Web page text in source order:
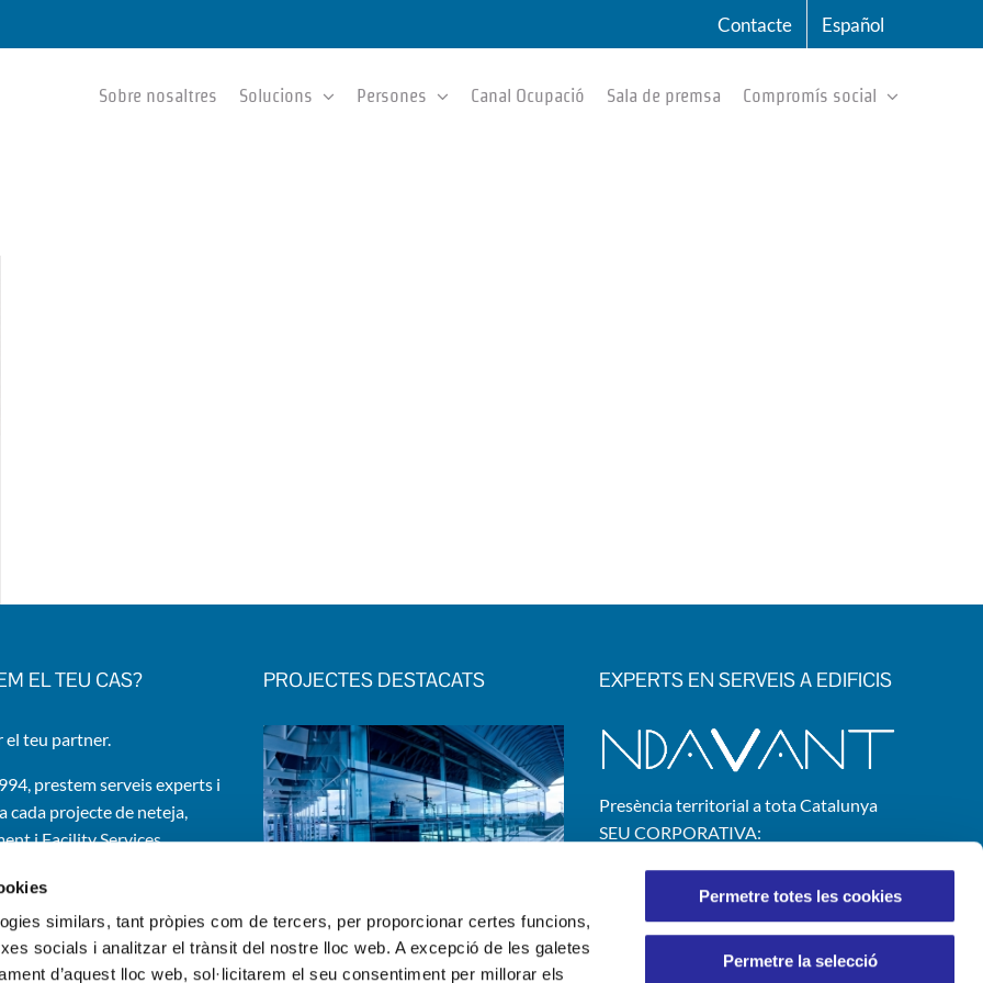
similars, tant pròpies com de tercers, per proporcionar certes funcions,
socials i analitzar el trànsit del nostre lloc web. A excepció de les galetes
d’aquest lloc web, sol·licitarem el seu consentiment per millorar els
Permetre totes les cookies
Permetre la selecció
Contacte Español
Sobre nosaltres Solucions Persones Canal Ocupació Sala de premsa Compromís social
EL TEU CAS?
el teu partner.
prestem serveis experts i
cada projecte de neteja,
i Facility Services.
d’organitzacions.
PROJECTES DESTACATS EXPERTS EN SERVEIS A EDIFICIS
Presència territorial a tota Catalunya
SEU CORPORATIVA:
08019 Barcelona